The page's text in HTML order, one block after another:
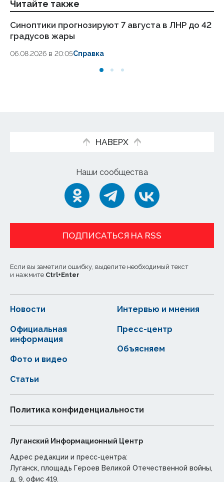
Читайте также
Синоптики прогнозируют 7 августа в ЛНР до 42
градусов жары
06.08.2026 в 20:05Справка
НАВЕРХ
Наши сообщества
ПОДПИСАТЬСЯ НА RSS
Если вы заметили ошибку, выделите необходимый текст
и нажмите Ctrl+Enter
Новости
Статьи
Официальная
информация
Интервью и мнения
Фото и видео
Пресс-центр
Объясняем
Политика конфиденциальности
Луганский Информационный Центр
Адрес редакции и пресс-центра:
Луганск, площадь Героев Великой Отечественной войны,
д. 9, офис 419.